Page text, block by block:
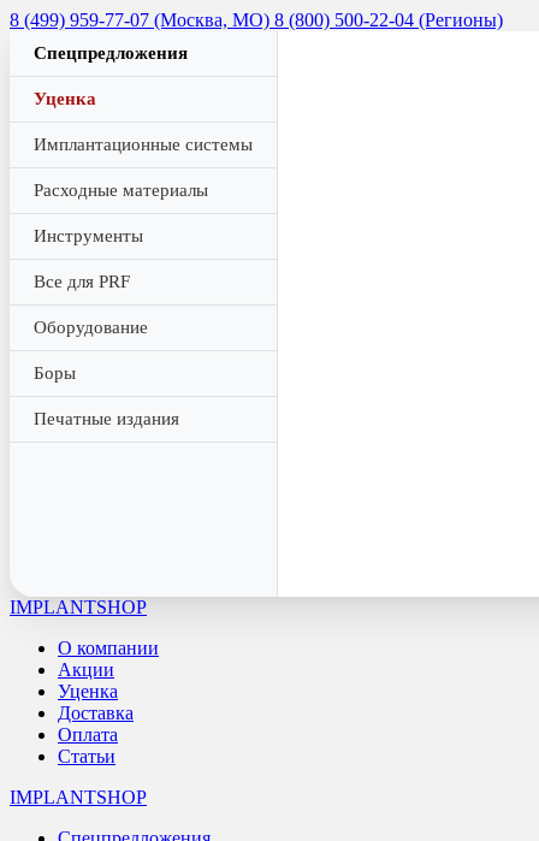
8 (499) 959-77-07 (Москва, МО) 8 (800) 500-22-04 (Регионы)
Спецпредложения
Уценка
Имплантационные системы
Расходные материалы
Инструменты
Все для PRF
Оборудование
Боры
Печатные издания
IMPLANTSHOP
О компании
Акции
Уценка
Доставка
Оплата
Статьи
IMPLANTSHOP